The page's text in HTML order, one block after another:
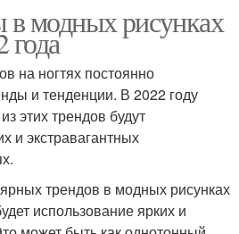
модных рисунках
года
на ногтях постоянно
и тенденции. В 2022 году
этих трендов будут
и экстравагантных
трендов в модных рисунках
использование ярких и